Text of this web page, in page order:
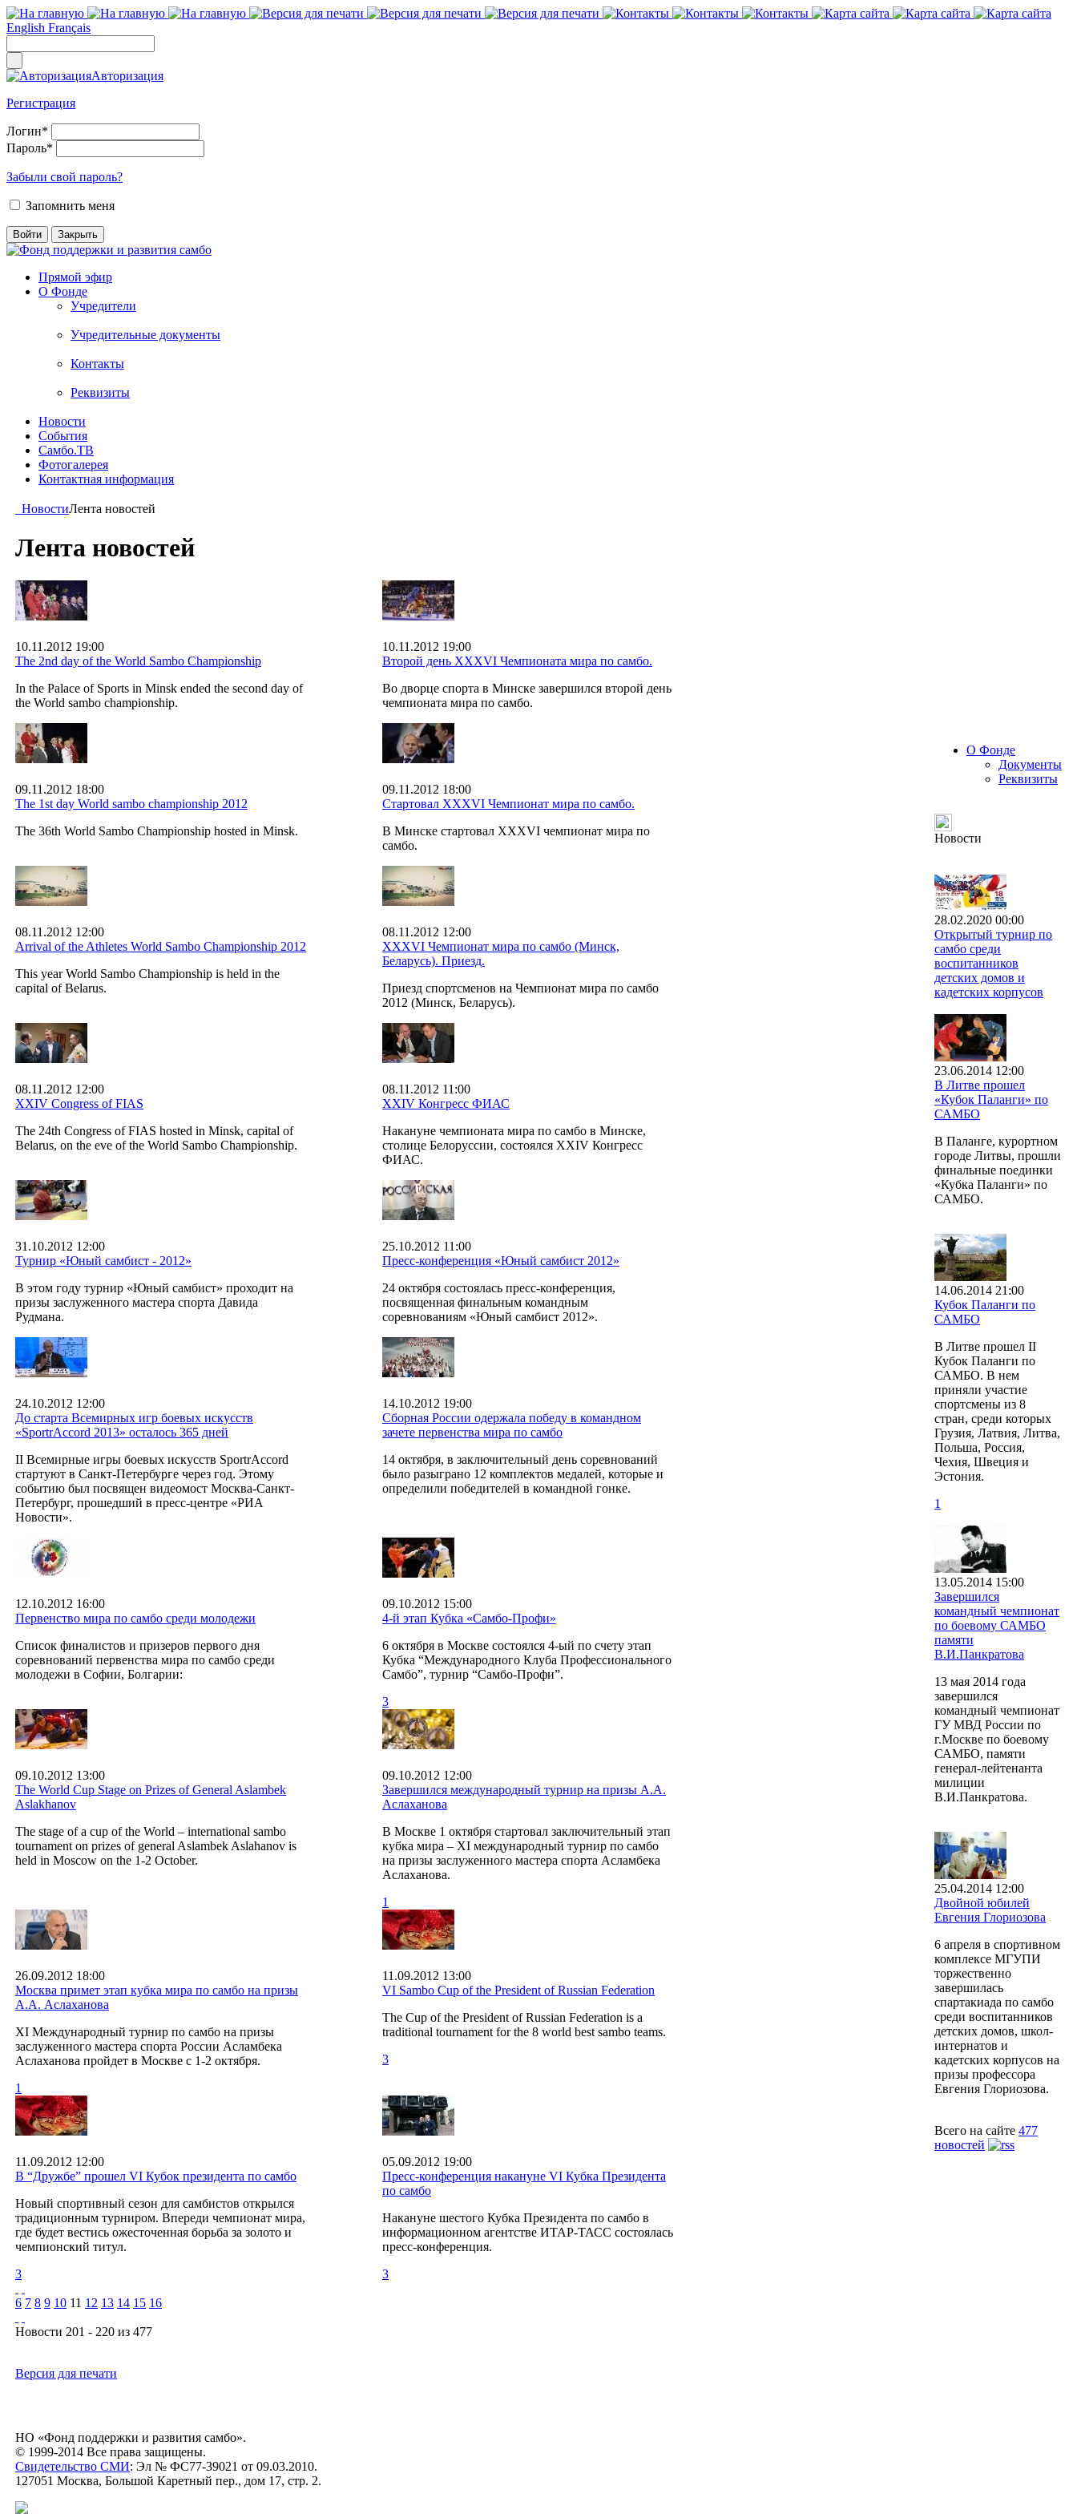
English Français
Авторизация
Регистрация
Логин*
Пароль*
Забыли свой пароль?
Запомнить меня
Прямой эфир
О Фонде
Учредители
Учредительные документы
Контакты
Реквизиты
Новости
События
Самбо.ТВ
Фотогалерея
Контактная информация
НовостиЛента новостей
Лента новостей
10.11.2012 19:00
The 2nd day of the World Sambo Championship
In the Palace of Sports in Minsk ended the second day of
the World sambo championship.
10.11.2012 19:00
Второй день XXXVI Чемпионата мира по самбо.
Во дворце спорта в Минске завершился второй день
чемпионата мира по самбо.
09.11.2012 18:00
The 1st day World sambo championship 2012
The 36th World Sambo Championship hosted in Minsk.
09.11.2012 18:00
Стартовал XXXVI Чемпионат мира по самбо.
В Минске стартовал XXXVI чемпионат мира по
самбо.
08.11.2012 12:00
Arrival of the Athletes World Sambo Championship 2012
This year World Sambo Championship is held in the
capital of Belarus.
08.11.2012 12:00
XXXVI Чемпионат мира по самбо (Минск,
Беларусь). Приезд.
Приезд спортсменов на Чемпионат мира по самбо
2012 (Минск, Беларусь).
08.11.2012 12:00
XXIV Congress of FIAS
The 24th Congress of FIAS hosted in Minsk, capital of
Belarus, on the eve of the World Sambo Championship.
08.11.2012 11:00
XXIV Конгресс ФИАС
Накануне чемпионата мира по самбо в Минске,
столице Белоруссии, состоялся XXIV Конгресс
ФИАС.
31.10.2012 12:00
Турнир «Юный самбист - 2012»
В этом году турнир «Юный самбист» проходит на
призы заслуженного мастера спорта Давида
Рудмана.
25.10.2012 11:00
Пресс-конференция «Юный самбист 2012»
24 октября состоялась пресс-конференция,
посвященная финальным командным
соревнованиям «Юный самбист 2012».
24.10.2012 12:00
До старта Всемирных игр боевых искусств
«SportrAccord 2013» осталось 365 дней
II Всемирные игры боевых искусств SportrAccord
стартуют в Санкт-Петербурге через год. Этому
событию был посвящен видеомост Москва-Санкт-
Петербург, прошедший в пресс-центре «РИА
Новости».
14.10.2012 19:00
Сборная России одержала победу в командном
зачете первенства мира по самбо
14 октября, в заключительный день соревнований
было разыграно 12 комплектов медалей, которые и
определили победителей в командной гонке.
12.10.2012 16:00
Первенство мира по самбо среди молодежи
Список финалистов и призеров первого дня
соревнований первенства мира по самбо среди
молодежи в Софии, Болгарии:
09.10.2012 15:00
4-й этап Кубка «Самбо-Профи»
6 октября в Москве состоялся 4-ый по счету этап
Кубка “Международного Клуба Профессионального
Самбо”, турнир “Самбо-Профи”.
3
09.10.2012 13:00
The World Cup Stage on Prizes of General Aslambek
Aslakhanov
The stage of a cup of the World – international sambo
tournament on prizes of general Aslambek Aslahanov is
held in Moscow on the 1-2 October.
09.10.2012 12:00
Завершился международный турнир на призы А.А.
Аслаханова
В Москве 1 октября стартовал заключительный этап
кубка мира – XI международный турнир по самбо
на призы заслуженного мастера спорта Асламбека
Аслаханова.
1
26.09.2012 18:00
Москва примет этап кубка мира по самбо на призы
А.А. Аслаханова
XI Международный турнир по самбо на призы
заслуженного мастера спорта России Асламбека
Аслаханова пройдет в Москве с 1-2 октября.
1
11.09.2012 13:00
VI Sambo Cup of the President of Russian Federation
The Cup of the President of Russian Federation is a
traditional tournament for the 8 world best sambo teams.
3
11.09.2012 12:00
В “Дружбе” прошел VI Кубок президента по самбо
Новый спортивный сезон для самбистов открылся
традиционным турниром. Впереди чемпионат мира,
где будет вестись ожесточенная борьба за золото и
чемпионский титул.
3
05.09.2012 19:00
Пресс-конференция накануне VI Кубка Президента
по самбо
Накануне шестого Кубка Президента по самбо в
информационном агентстве ИТАР-ТАСС состоялась
пресс-конференция.
3
6 7 8 9 10 11 12 13 14 15 16
Новости 201 - 220 из 477
Версия для печати
О Фонде
Документы
Реквизиты
Новости
28.02.2020 00:00
Открытый турнир по
самбо среди
воспитанников
детских домов и
кадетских корпусов
23.06.2014 12:00
В Литве прошел
«Кубок Паланги» по
САМБО
В Паланге, курортном
городе Литвы, прошли
финальные поединки
«Кубка Паланги» по
САМБО.
14.06.2014 21:00
Кубок Паланги по
САМБО
В Литве прошел II
Кубок Паланги по
САМБО. В нем
приняли участие
спортсмены из 8
стран, среди которых
Грузия, Латвия, Литва,
Польша, Россия,
Чехия, Швеция и
Эстония.
1
13.05.2014 15:00
Завершился
командный чемпионат
по боевому САМБО
памяти
В.И.Панкратова
13 мая 2014 года
завершился
командный чемпионат
ГУ МВД России по
г.Москве по боевому
САМБО, памяти
генерал-лейтенанта
милиции
В.И.Панкратова.
25.04.2014 12:00
Двойной юбилей
Евгения Глориозова
6 апреля в спортивном
комплексе МГУПИ
торжественно
завершилась
спартакиада по самбо
среди воспитанников
детских домов, школ-
интернатов и
кадетских корпусов на
призы профессора
Евгения Глориозова.
Всего на сайте 477
новостей
НО «Фонд поддержки и развития самбо».
© 1999-2014 Все права защищены.
Свидетельство СМИ: Эл № ФС77-39021 от 09.03.2010.
127051 Москва, Большой Каретный пер., дом 17, стр. 2.